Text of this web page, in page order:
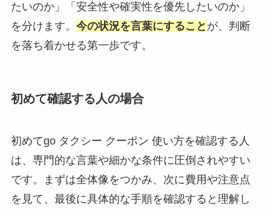
たいのか」「安全性や確実性を優先したいのか」
を分けます。 今の状況を言葉にすること が、判断
を落ち着かせる第一歩です。
初めて確認する人の場合
初めてgo タクシー クーポン 使い方を確認する人
は、専門的な言葉や細かな条件に圧倒されやすい
です。まずは全体像をつかみ、次に費用や注意点
を見て、最後に具体的な手順を確認すると理解し